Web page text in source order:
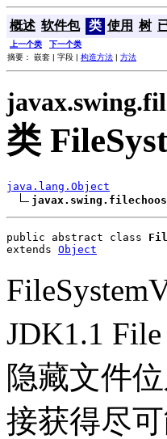
概述 软件包 类 使用 树
上一个类 下一个类
摘要： 嵌套 | 字段 | 构造方法 | 方法
类
java.lang.Object
public abstract class
extends Object
JDK1.1
隐藏文件
接获得尽